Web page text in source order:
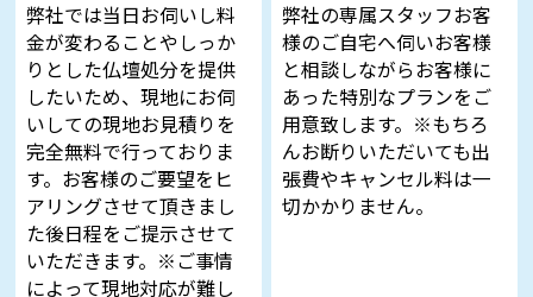
弊社では当日お伺いし料
金が変わることやしっか
りとした仏壇処分を提供
したいため、現地にお伺
いしての現地お見積りを
完全無料で行っておりま
す。お客様のご要望をヒ
アリングさせて頂きまし
た後日程をご提示させて
いただきます。※ご事情
によって現地対応が難し
弊社の専属スタッフお客
様のご自宅へ伺いお客様
と相談しながらお客様に
あった特別なプランをご
用意致します。※もちろ
んお断りいただいても出
張費やキャンセル料は一
切かかりません。